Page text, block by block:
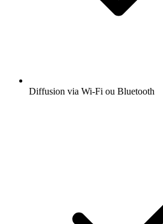
Diffusion via Wi-Fi ou Bluetooth